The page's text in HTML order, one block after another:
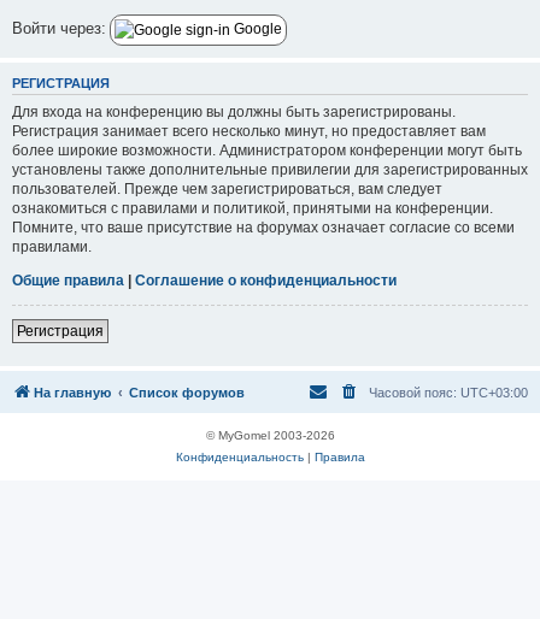
Войти через: Google
РЕГИСТРАЦИЯ
Для входа на конференцию вы должны быть зарегистрированы.
Регистрация занимает всего несколько минут, но предоставляет вам
более широкие возможности. Администратором конференции могут быть
установлены также дополнительные привилегии для зарегистрированных
пользователей. Прежде чем зарегистрироваться, вам следует
ознакомиться с правилами и политикой, принятыми на конференции.
Помните, что ваше присутствие на форумах означает согласие со всеми
правилами.
Общие правила | Соглашение о конфиденциальности
Регистрация
На главную Список форумов Часовой пояс: UTC+03:00
© MyGomel 2003-2026
Конфиденциальность| Правила